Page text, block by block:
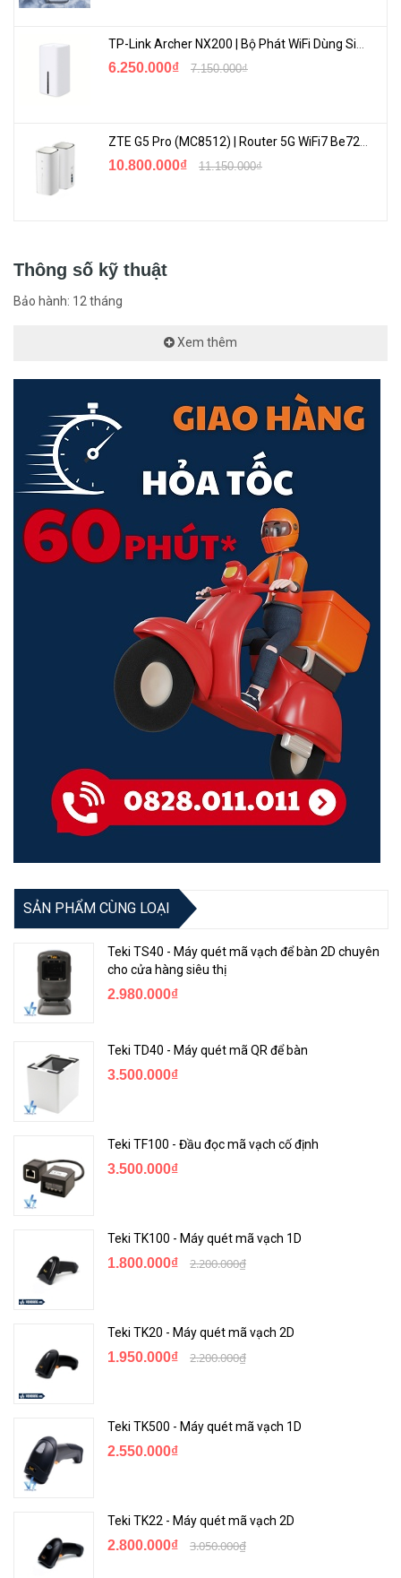
6.250.000₫ 7.150.000₫
10.800.000₫ 11.150.000₫
Thông số kỹ thuật
Bảo hành: 12 tháng
Xem thêm
SẢN PHẨM CÙNG LOẠI
Teki TS40 - Máy quét mã vạch để bàn 2D chuyên
cho cửa hàng siêu thị
2.980.000₫
Teki TD40 - Máy quét mã QR để bàn
3.500.000₫
Teki TF100 - Đầu đọc mã vạch cố định
3.500.000₫
Teki TK100 - Máy quét mã vạch 1D
1.800.000₫ 2.200.000₫
Teki TK20 - Máy quét mã vạch 2D
1.950.000₫ 2.200.000₫
Teki TK500 - Máy quét mã vạch 1D
2.550.000₫
Teki TK22 - Máy quét mã vạch 2D
2.800.000₫ 3.050.000₫